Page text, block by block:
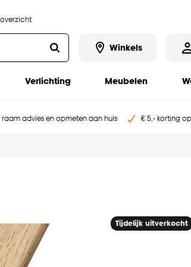
Winkels
Verlichting Meubelen
raam advies en opmeten aan huis € 5,- korting
Tijdelijk uitverkocht